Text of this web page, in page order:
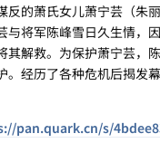
萧氏女儿萧宁芸（朱丽
与将军陈峰雪日久生情，
其解救。为保护萧宁芸，
。经历了各种危机后揭发
pan.quark.cn/s/